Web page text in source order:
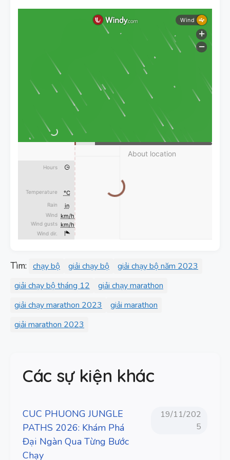
Tìm: chạy bộ giải chạy bộ
giải chạy bộ năm 2023
giải chạy bộ tháng 12
giải chạy marathon
giải chạy marathon 2023
giải marathon
giải marathon 2023
Các sự kiện khác
CUC PHUONG JUNGLE
PATHS 2026: Khám Phá
Đại Ngàn Qua Từng Bước
Chạy
19/11/202
5